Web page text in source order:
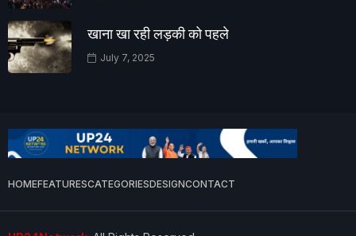
खाना खा रही लड़की को पहले
July 7, 2025
HOMEFEATURESCATEGORIESDESIGNCONTACT